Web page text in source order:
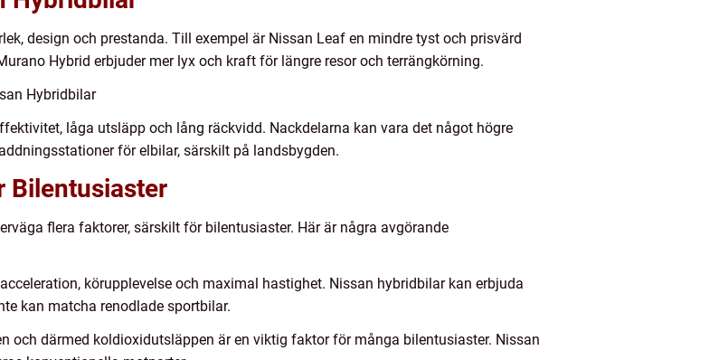
design och prestanda. Till exempel är Nissan Leaf en mindre tyst och prisvärd
Hybrid erbjuder mer lyx och kraft för längre resor och terrängkörning.
Hybridbilar
låga utsläpp och lång räckvidd. Nackdelarna kan vara det något högre
för elbilar, särskilt på landsbygden.
Bilentusiaster
flera faktorer, särskilt för bilentusiaster. Här är några avgörande
körupplevelse och maximal hastighet. Nissan hybridbilar kan erbjuda
kan matcha renodlade sportbilar.
och därmed koldioxidutsläppen är en viktig faktor för många bilentusiaster. Nissan